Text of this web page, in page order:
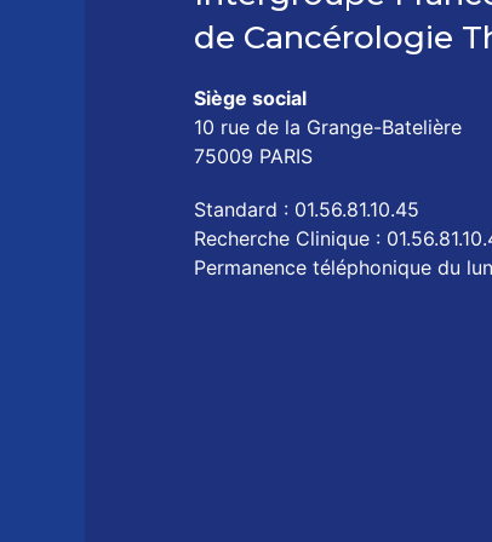
de Cancérologie
Siège social
10 rue de la Grange-Batelière
75009 PARIS
Standard : 01.56.81.10.45
Recherche Clinique :
Permanence téléphonique du